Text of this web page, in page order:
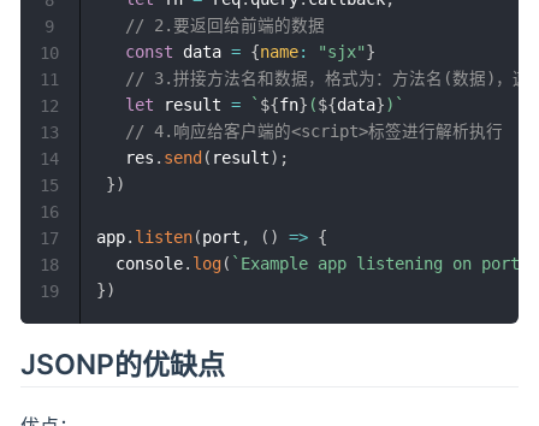
// 2.要返回给前端的数据
const data = {name: "sjx"}
// 3.拼接方法名和数据，格式为：方法名(数据)，这
let result = ` ${fn} (${data}) `
// 4.响应给客户端的<script>标签进行解析执行
	 res
. send ( result) ;
})
app. listen(port , ( ) => {
	console
. log( ` Example app listening on port
})
9
10
11
12
13
14
15
16
17
18
19
JSONP的优缺点